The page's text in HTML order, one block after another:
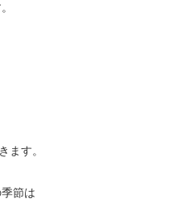
ます。
節は